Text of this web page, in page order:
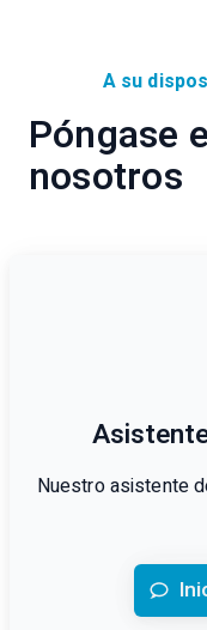
A su
Póngase
nosotros
Nuestro asistente